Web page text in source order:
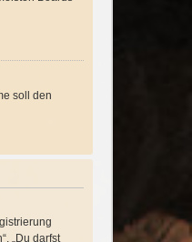
soll den
„Du darfst